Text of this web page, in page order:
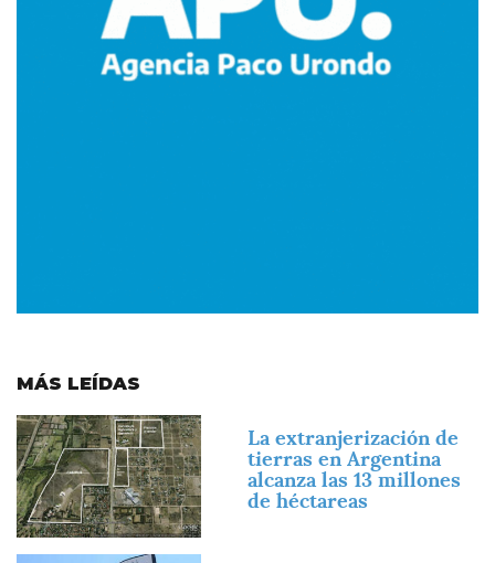
MÁS LEÍDAS
Imagen
La extranjerización de
tierras en Argentina
alcanza las 13 millones
de héctareas